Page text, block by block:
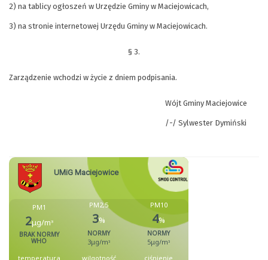
2) na tablicy ogłoszeń w Urzędzie Gminy w Maciejowicach,
3) na stronie internetowej Urzędu Gminy w Maciejowicach.
§ 3.
Zarządzenie wchodzi w życie z dniem podpisania.
Wójt Gminy Maciejowice
/-/ Sylwester Dymiński